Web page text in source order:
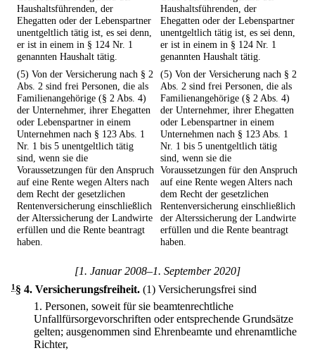
Haushaltsführenden, der
Ehegatten oder der Lebenspartner
unentgeltlich tätig ist, es sei denn,
er ist in einem in § 124 Nr. 1
genannten Haushalt tätig.
Haushaltsführenden, der
Ehegatten oder der Lebenspartner
unentgeltlich tätig ist, es sei denn,
er ist in einem in § 124 Nr. 1
genannten Haushalt tätig.
(5) Von der Versicherung nach § 2
Abs. 2 sind frei Personen, die als
Familienangehörige (§ 2 Abs. 4)
der Unternehmer, ihrer Ehegatten
oder Lebenspartner in einem
Unternehmen nach § 123 Abs. 1
Nr. 1 bis 5 unentgeltlich tätig
sind, wenn sie die
Voraussetzungen für den Anspruch
auf eine Rente wegen Alters nach
dem Recht der gesetzlichen
Rentenversicherung einschließlich
der Alterssicherung der Landwirte
erfüllen und die Rente beantragt
haben.
(5) Von der Versicherung nach § 2
Abs. 2 sind frei Personen, die als
Familienangehörige (§ 2 Abs. 4)
der Unternehmer, ihrer Ehegatten
oder Lebenspartner in einem
Unternehmen nach § 123 Abs. 1
Nr. 1 bis 5 unentgeltlich tätig
sind, wenn sie die
Voraussetzungen für den Anspruch
auf eine Rente wegen Alters nach
dem Recht der gesetzlichen
Rentenversicherung einschließlich
der Alterssicherung der Landwirte
erfüllen und die Rente beantragt
haben.
[1. Januar 2008–1. September 2020]
1§ 4. Versicherungsfreiheit. (1) Versicherungsfrei sind
1. Personen, soweit für sie beamtenrechtliche
Unfallfürsorgevorschriften oder entsprechende Grundsätze
gelten; ausgenommen sind Ehrenbeamte und ehrenamtliche
Richter,